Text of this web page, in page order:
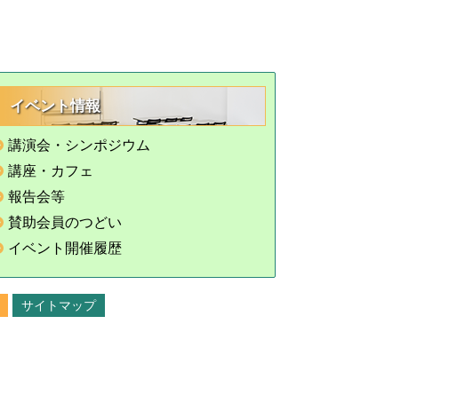
イベント情報
講演会・シンポジウム
講座・カフェ
報告会等
賛助会員のつどい
イベント開催履歴
サイトマップ